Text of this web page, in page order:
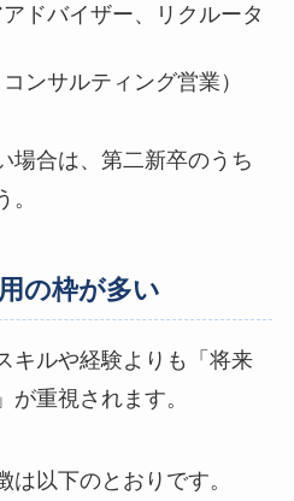
ドバイザー、リクルータ
ンサルティング営業）
場合は、第二新卒のうち
の枠が多い
キルや経験よりも「将来
重視されます。
以下のとおりです。